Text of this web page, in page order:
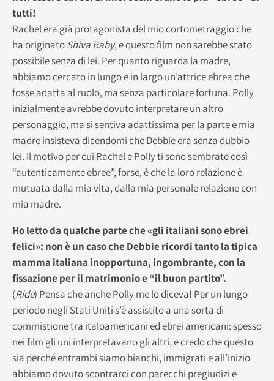
tutti!
Rachel era già protagonista del mio cortometraggio che
ha originatoShiva Baby, e questo film non sarebbe stato
possibile senza di lei. Per quanto riguarda la madre,
abbiamo cercato in lungo e in largo un’attrice ebrea che
fosse adatta al ruolo, ma senza particolare fortuna. Polly
inizialmente avrebbe dovuto interpretare un altro
personaggio, ma si sentiva adattissima per la parte e mia
madre insisteva dicendomi che Debbie era senza dubbio
lei. Il motivo per cui Rachel e Polly ti sono sembrate così
“autenticamente ebree”, forse, è che la loro relazione è
mutuata dalla mia vita, dalla mia personale relazione con
mia madre.
Ho letto da qualche parte che «gli italiani sono ebrei
felici»: non è un caso che Debbie ricordi tanto la tipica
mamma italiana inopportuna, ingombrante, con la
fissazione per il matrimonio e “il buon partito”.
(Ride) Pensa che anche Polly me lo diceva! Per un lungo
periodo negli Stati Uniti s’è assistito a una sorta di
commistione tra italoamericani ed ebrei americani: spesso
nei film gli uni interpretavano gli altri, e credo che questo
sia perché entrambi siamo bianchi, immigrati e all’inizio
abbiamo dovuto scontrarci con parecchi pregiudizi e